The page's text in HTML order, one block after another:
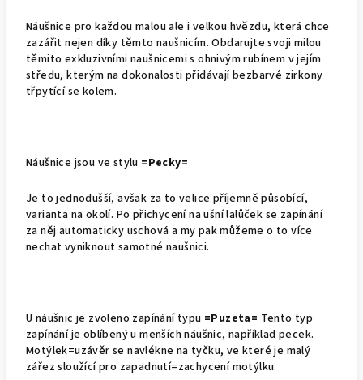
Náušnice pro každou malou ale i velkou hvězdu, která chce
zazářit nejen díky těmto naušnicím. Obdarujte svoji milou
těmito exkluzivními naušnicemi s ohnivým rubínem v jejím
středu, kterým na dokonalosti přidávají bezbarvé zirkony
třpytící se kolem.
Náušnice jsou ve stylu =Pecky=
Je to jednodušší, avšak za to velice příjemně působící,
varianta na okolí. Po přichycení na ušní lalůček se zapínání
za něj automaticky uschová a my pak můžeme o to více
nechat vyniknout samotné naušnici.
U náušnic je zvoleno zapínání typu =Puzeta= Tento typ
zapínání je oblíbený u menších náušnic, například pecek.
Motýlek=uzávěr se navlékne na tyčku, ve které je malý
zářez sloužící pro zapadnutí=zachycení motýlku.